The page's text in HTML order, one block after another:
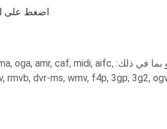
اضغط على
بما في ذلك: oga, amr, caf, midi, aifc,
rmvb, dvr-ms, wmv, f4p, 3gp, 3g2,